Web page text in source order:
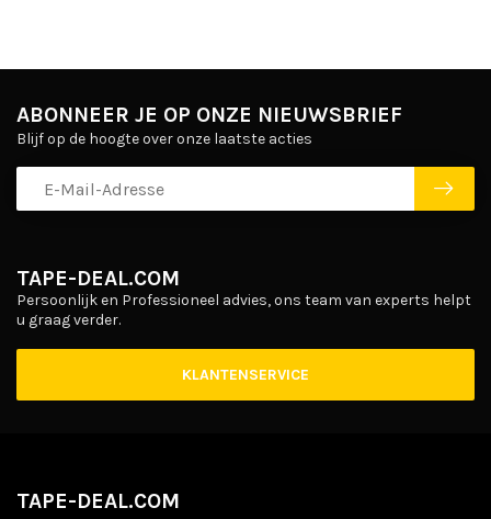
TAPE-DEAL.COM
Persoonlijk en Professioneel advies, ons team van experts helpt
u graag verder.
KLANTENSERVICE
ABONNEER JE OP ONZE NIEUWSBRIEF
Blijf op de hoogte over onze laatste acties
TAPE-DEAL.COM